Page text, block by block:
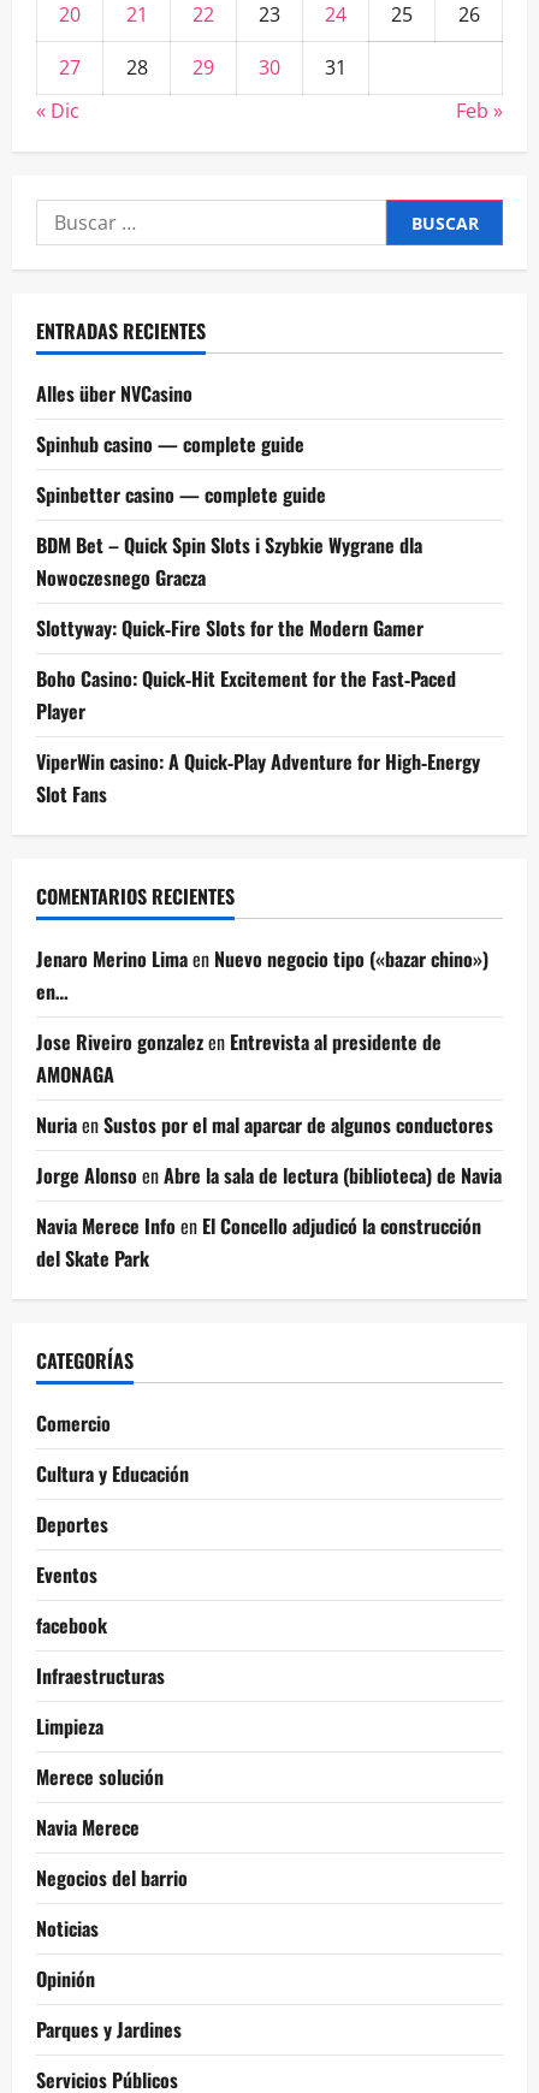
20
21 22 23 24 25
26
27
28 29 30
31
« Dic
Feb »
Buscar:
ENTRADAS RECIENTES
Alles über NVCasino
Spinhub casino — complete guide
Spinbetter casino — complete guide
BDM Bet – Quick Spin Slots i Szybkie Wygrane dla
Nowoczesnego Gracza
Slottyway: Quick‑Fire Slots for the Modern Gamer
Boho Casino: Quick‑Hit Excitement for the Fast‑Paced
Player
ViperWin casino: A Quick‑Play Adventure for High‑Energy
Slot Fans
COMENTARIOS RECIENTES
Jenaro Merino Limaen Nuevo negocio tipo («bazar chino»)
en…
Jose Riveiro gonzalezen Entrevista al presidente de
AMONAGA
NuriaenSustos por el mal aparcar de algunos conductores
Jorge AlonsoenAbre la sala de lectura (biblioteca) de Navia
Navia Merece Infoen El Concello adjudicó la construcción
del Skate Park
CATEGORÍAS
Comercio
Cultura y Educación
Deportes
Eventos
facebook
Infraestructuras
Limpieza
Merece solución
Navia Merece
Negocios del barrio
Noticias
Opinión
Parques y Jardines
Servicios Públicos